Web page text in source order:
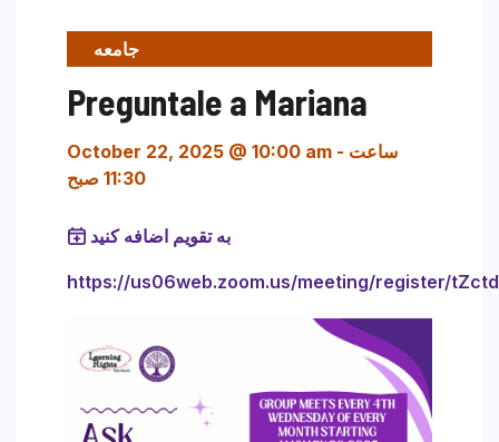
جامعه
Preguntale a Mariana
October 22, 2025 @ 10:00 am - ساعت
11:30 صبح
به تقویم اضافه کنید
https://us06web.zoom.us/meeting/register/